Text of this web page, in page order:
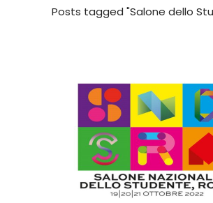
Posts tagged "Salone dello